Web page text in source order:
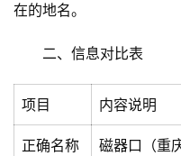
在的地名。
二、信息对比表
项目 内容说明
正确名称 磁器口（重庆